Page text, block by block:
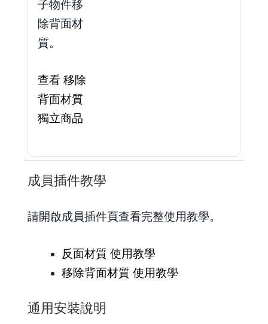
子物件移
除背面材
質。
查看 移除
背面材質
獨立商品
成員插件教學
請開啟成員插件頁查看完整使用教學。
反面材質 使用教學
移除背面材質 使用教學
通用安裝說明